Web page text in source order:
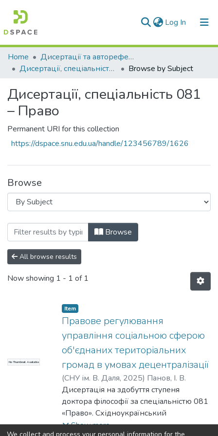
Log In (current)
Communities & Collections
All of DSpace
Home
Дисертації та автореферати дисертацій
Дисертації, спеціальність 081 – Право
Browse by Subject
Дисертації, спеціальність 081
– Право
Permanent URI for this collection
https://dspace.snu.edu.ua/handle/123456789/1626
Browse
Browsing Дисертації, спеціальність
Browse
All browse results
Now showing 1 - 1 of 1
No Thumbnail Available
Item
Правове регулювання
управління соціальною сферою
об'єднаних територіальних
громад в умовах децентралізації
(СНУ ім. В. Даля, 2025) Панов, І. В.
Дисертація на здобуття ступеня
доктора філософії за спеціальністю 081
«Право». Східноукраїнський
національний університет імені
Show more